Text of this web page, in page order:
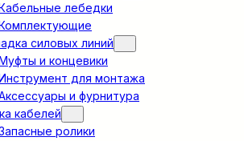
лебедки
силовых линий
и концевики
для монтажа
и фурнитура
кабелей
ролики